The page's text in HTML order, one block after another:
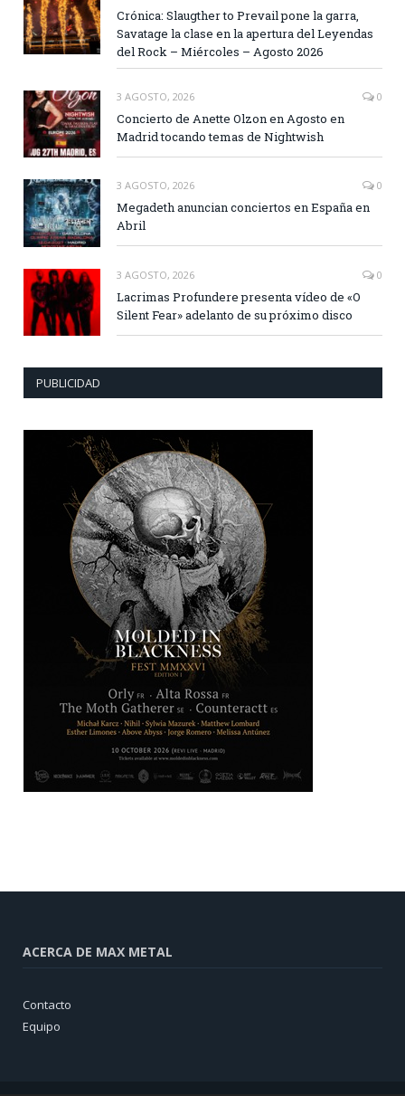
Crónica: Slaugther to Prevail pone la garra,
Savatage la clase en la apertura del Leyendas
del Rock – Miércoles – Agosto 2026
3 AGOSTO, 2026 0
Concierto de Anette Olzon en Agosto en
Madrid tocando temas de Nightwish
3 AGOSTO, 2026 0
Megadeth anuncian conciertos en España en
Abril
3 AGOSTO, 2026 0
Lacrimas Profundere presenta vídeo de «O
Silent Fear» adelanto de su próximo disco
PUBLICIDAD
ACERCA DE MAX METAL
Contacto
Equipo